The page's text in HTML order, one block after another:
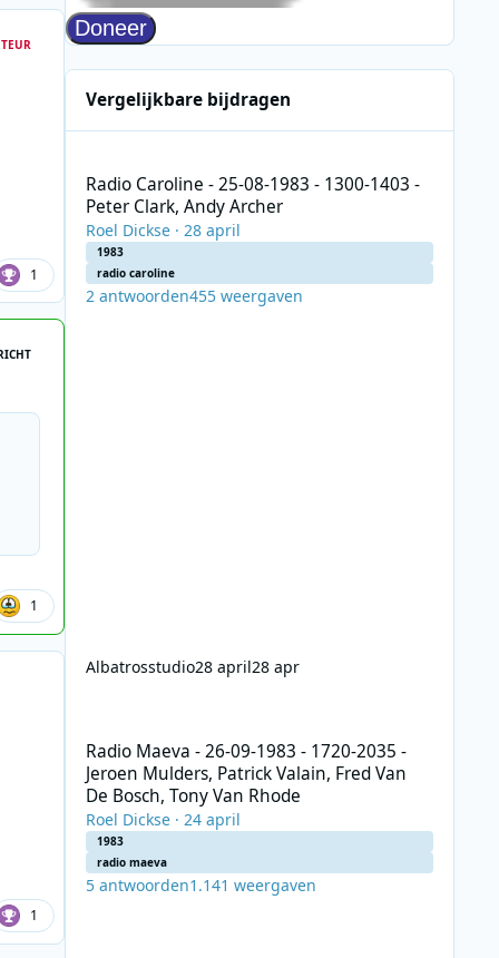
1
1
1
Vergelijkbare bijdragen
Radio Caroline - 25-08-1983 - 1300-1403 -
Peter Clark, Andy Archer
Roel Dickse· 28 april
1983
radio caroline
2 antwoorden455 weergaven
Albatrosstudio28 april28 apr
Radio Maeva - 26-09-1983 - 1720-2035 -
Jeroen Mulders, Patrick Valain, Fred Van
De Bosch, Tony Van Rhode
Roel Dickse· 24 april
1983
radio maeva
5 antwoorden1.141 weergaven